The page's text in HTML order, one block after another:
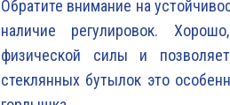
Обратите внимание на
наличие регулировок.
физической силы и
стеклянных бутылок это